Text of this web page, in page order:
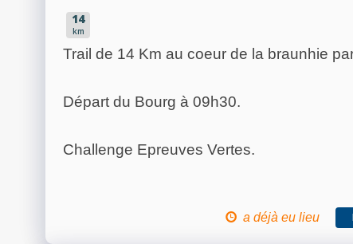
14
km
Trail de 14 Km au coeur de la braunhie
Départ du Bourg à 09h30.
Challenge Epreuves Vertes.
a déjà eu lieu